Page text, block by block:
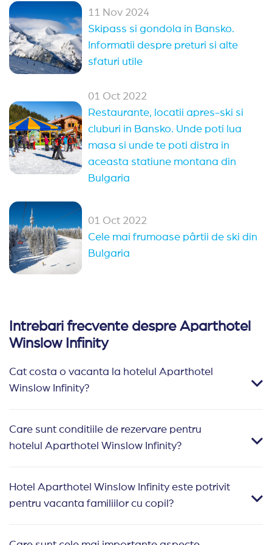
11 Nov 2024
Skipass si gondola in Bansko.
Informatii despre preturi si alte
sfaturi utile
01 Oct 2022
Restaurante, locatii apres-ski si
cluburi in Bansko. Unde poti lua
masa si unde te poti distra in
aceasta statiune montana din
Bulgaria
01 Oct 2022
Cele mai frumoase pârtii de ski din
Bulgaria
Intrebari frecvente despre Aparthotel
Winslow Infinity
Cat costa o vacanta la hotelul Aparthotel
Winslow Infinity?
Care sunt conditiile de rezervare pentru
hotelul Aparthotel Winslow Infinity?
Hotel Aparthotel Winslow Infinity este potrivit
pentru vacanta familiilor cu copil?